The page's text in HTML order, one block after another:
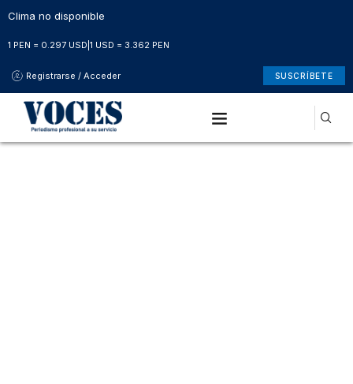
Clima no disponible
1 PEN = 0.297 USD 1 USD = 3.362 PEN
Registrarse / Acceder SUSCRÍBETE